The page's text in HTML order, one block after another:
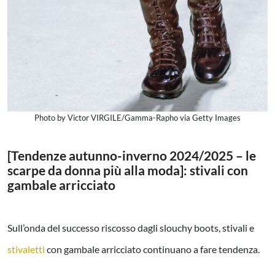
Photo by Victor VIRGILE/Gamma-Rapho via Getty Images
[Tendenze autunno-inverno 2024/2025 – le
scarpe da donna più alla moda]: stivali con
gambale arricciato
Sull’onda del successo riscosso dagli slouchy boots, stivali e
stivaletti con gambale arricciato continuano a fare tendenza.